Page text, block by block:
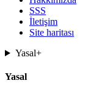
SSS
İletişim
Site haritası
Yasal+
Yasal